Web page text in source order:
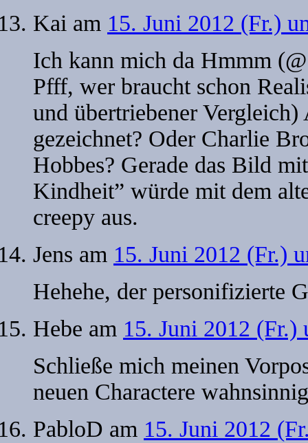
Kai am 15. Juni 2012 (Fr.)
Ich kann mich da Hmmm
Pfff, wer braucht schon
und übertriebener
gezeichnet? Oder Charlie
Hobbes? Gerade das Bild
Kindheit” würde mit dem
creepy aus.
Jens am 15. Juni 2012 (Fr.)
Hehehe, der personifizierte
Hebe am 15. Juni 2012 (Fr.)
Schließe mich meinen
neuen Charactere
PabloD am 15. Juni 2012